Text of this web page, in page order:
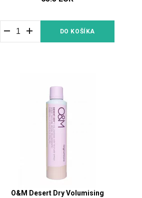
DO KOŠÍKA
O&M Desert Dry Volumising